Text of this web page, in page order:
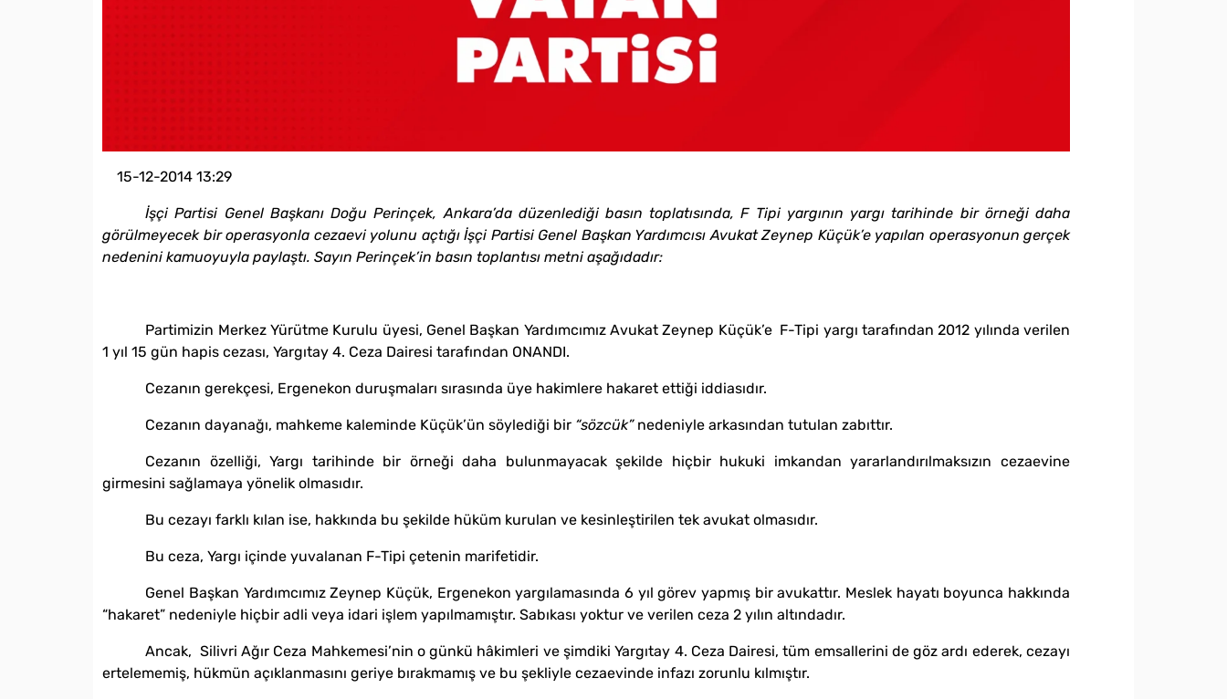
15-12-2014 13:29
İşçi Partisi Genel Başkanı Doğu Perinçek, Ankara’da düzenlediği basın toplatısında, F Tipi yargının yargı tarihinde bir örneği daha
görülmeyecek bir operasyonla cezaevi yolunu açtığı İşçi Partisi Genel Başkan Yardımcısı Avukat Zeynep Küçük’e yapılan operasyonun gerçek
nedenini kamuoyuyla paylaştı. Sayın Perinçek’in basın toplantısı metni aşağıdadır:
Partimizin Merkez Yürütme Kurulu üyesi, Genel Başkan Yardımcımız Avukat Zeynep Küçük’e F-Tipi yargı tarafından 2012 yılında verilen
1 yıl 15 gün hapis cezası, Yargıtay 4. Ceza Dairesi tarafından ONANDI.
Cezanın gerekçesi, Ergenekon duruşmaları sırasında üye hakimlere hakaret ettiği iddiasıdır.
Cezanın dayanağı, mahkeme kaleminde Küçük’ün söylediği bir “sözcük”nedeniyle arkasından tutulan zabıttır.
Cezanın özelliği, Yargı tarihinde bir örneği daha bulunmayacak şekilde hiçbir hukuki imkandan yararlandırılmaksızın cezaevine
girmesini sağlamaya yönelik olmasıdır.
Bu cezayı farklı kılan ise, hakkında bu şekilde hüküm kurulan ve kesinleştirilen tek avukat olmasıdır.
Bu ceza, Yargı içinde yuvalanan F-Tipi çetenin marifetidir.
Genel Başkan Yardımcımız Zeynep Küçük, Ergenekon yargılamasında 6 yıl görev yapmış bir avukattır. Meslek hayatı boyunca hakkında
“hakaret” nedeniyle hiçbir adli veya idari işlem yapılmamıştır. Sabıkası yoktur ve verilen ceza 2 yılın altındadır.
Ancak, Silivri Ağır Ceza Mahkemesi’nin o günkü hâkimleri ve şimdiki Yargıtay 4. Ceza Dairesi, tüm emsallerini de göz ardı ederek, cezayı
ertelememiş, hükmün açıklanmasını geriye bırakmamış ve bu şekliyle cezaevinde infazı zorunlu kılmıştır.